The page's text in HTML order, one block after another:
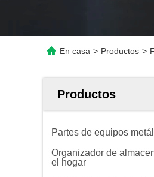
En casa > Productos >
Productos
Partes de equipos
Organizador de
el hogar